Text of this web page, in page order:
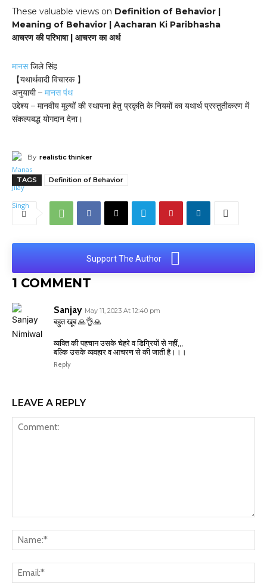
These valuable views on Definition of Behavior |
Meaning of Behavior | Aacharan Ki Paribhasha
आचरण की परिभाषा | आचरण का अर्थ
मानसजिले सिंह
【यथार्थवादी विचारक 】
अनुयायी – मानस पंथ
उद्देश्य – मानवीय मूल्यों की स्थापना हेतु प्रकृति के नियमों का यथार्थ प्रस्तुतीकरण में
संकल्पबद्ध योगदान देना।
By realistic thinker
TAGS Definition of Behavior
Support The Author
1 COMMENT
Sanjay May 11, 2023 At 12:40 pm
बहुत खूब 🙏👌🙏
व्यक्ति की पहचान उसके चेहरे व डिग्रियों से नहीं,,,
बल्कि उसके व्यवहार व आचरण से की जाती है।।।
Reply
LEAVE A REPLY